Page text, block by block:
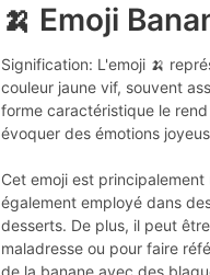
🍌 Emoji
Signification: L'emoji 🍌
couleur jaune vif, souvent
forme caractéristique le
évoquer des émotions
Cet emoji est
également employé dans
desserts. De plus, il peut
maladresse ou pour faire
de la banane avec des